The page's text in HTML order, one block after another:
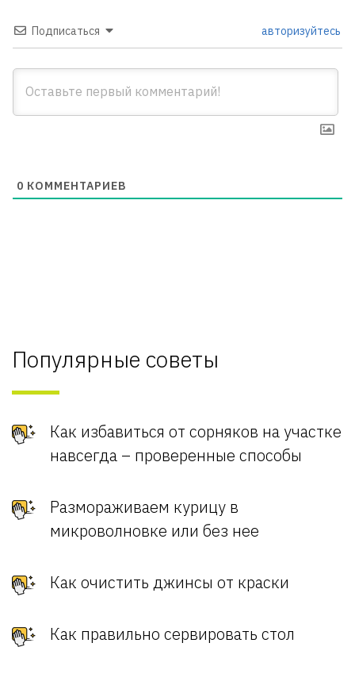
Подписаться авторизуйтесь
0 КОММЕНТАРИЕВ
Популярные советы
Как избавиться от сорняков на участке
навсегда – проверенные способы
Размораживаем курицу в
микроволновке или без нее
Как очистить джинсы от краски
Как правильно сервировать стол